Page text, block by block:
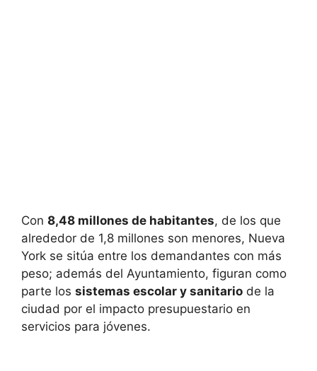
Con 8,48 millones de habitantes, de los que
alrededor de 1,8 millones son menores, Nueva
York se sitúa entre los demandantes con más
peso; además del Ayuntamiento, figuran como
parte los sistemas escolar y sanitario de la
ciudad por el impacto presupuestario en
servicios para jóvenes.